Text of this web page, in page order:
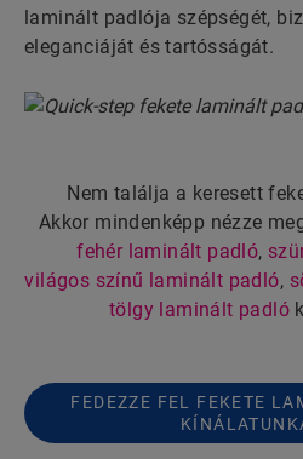
laminált padlója szépségét,
eleganciáját és tartósságát.
Nem találja a keresett
Akkor mindenképp nézze
fehér laminált padló,
világos színű laminált padló,
tölgy laminált padló
FEDEZZE FEL FEKETE